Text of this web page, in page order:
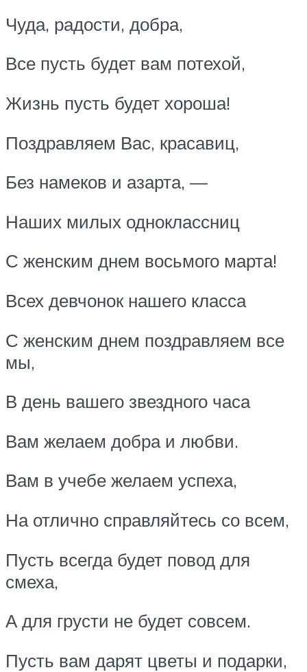
Чуда, радости, добра,
Все пусть будет вам потехой,
Жизнь пусть будет хороша!
Поздравляем Вас, красавиц,
Без намеков и азарта, —
Наших милых одноклассниц
С женским днем восьмого марта!
Всех девчонок нашего класса
С женским днем поздравляем все
мы,
В день вашего звездного часа
Вам желаем добра и любви.
Вам в учебе желаем успеха,
На отлично справляйтесь со всем,
Пусть всегда будет повод для
смеха,
А для грусти не будет совсем.
Пусть вам дарят цветы и подарки,